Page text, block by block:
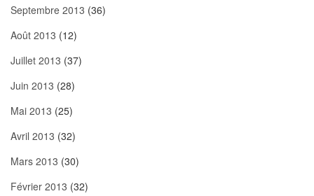
Septembre 2013 (36)
Août 2013 (12)
Juillet 2013 (37)
Juin 2013 (28)
Mai 2013 (25)
Avril 2013 (32)
Mars 2013 (30)
Février 2013 (32)